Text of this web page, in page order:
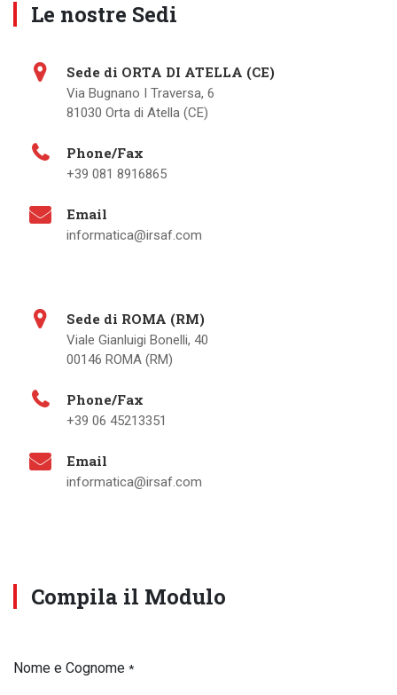
Le nostre Sedi
Sede di ORTA DI ATELLA (CE)
Via Bugnano I Traversa, 6
81030 Orta di Atella (CE)
Phone/Fax
+39 081 8916865
Email
informatica@irsaf.com
Sede di ROMA (RM)
Viale Gianluigi Bonelli, 40
00146 ROMA (RM)
Phone/Fax
+39 06 45213351
Email
informatica@irsaf.com
Compila il Modulo
Nome e Cognome *